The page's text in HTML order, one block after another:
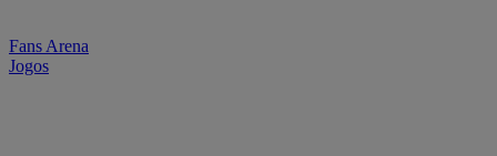
Fans Arena
Jogos